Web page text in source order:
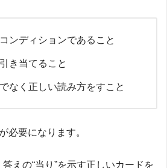
ンディションであること
き当てること
なく正しい読み方をすこと
必要になります。
えの“当り”を示す正しいカードを